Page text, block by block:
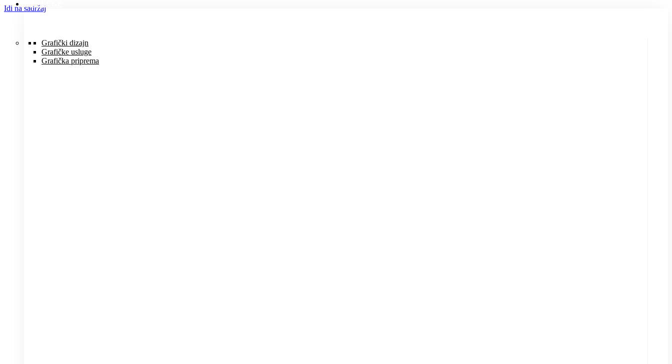
Idi na sadržajUSLUGE
Grafički dizajn
Grafičke usluge
Grafička priprema